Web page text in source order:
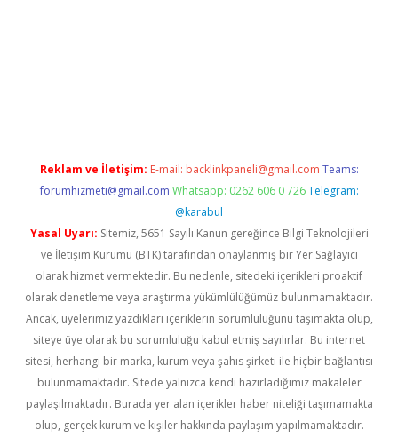
Reklam ve İletişim: E-mail: backlinkpaneli@gmail.com Teams:
forumhizmeti@gmail.com Whatsapp: 0262 606 0 726 Telegram:
@karabul
Yasal Uyarı: Sitemiz, 5651 Sayılı Kanun gereğince Bilgi Teknolojileri
ve İletişim Kurumu (BTK) tarafından onaylanmış bir Yer Sağlayıcı
olarak hizmet vermektedir. Bu nedenle, sitedeki içerikleri proaktif
olarak denetleme veya araştırma yükümlülüğümüz bulunmamaktadır.
Ancak, üyelerimiz yazdıkları içeriklerin sorumluluğunu taşımakta olup,
siteye üye olarak bu sorumluluğu kabul etmiş sayılırlar. Bu internet
sitesi, herhangi bir marka, kurum veya şahıs şirketi ile hiçbir bağlantısı
bulunmamaktadır. Sitede yalnızca kendi hazırladığımız makaleler
paylaşılmaktadır. Burada yer alan içerikler haber niteliği taşımamakta
olup, gerçek kurum ve kişiler hakkında paylaşım yapılmamaktadır.